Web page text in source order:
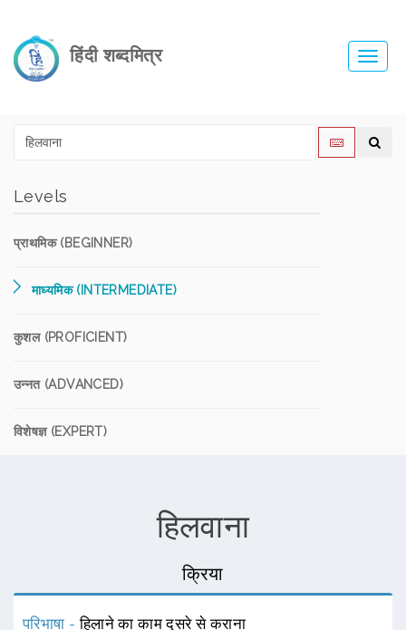
हिंदी शब्दमित्र
Levels
प्राथमिक (BEGINNER)
माध्यमिक (INTERMEDIATE)
कुशल (PROFICIENT)
उन्नत (ADVANCED)
विशेषज्ञ (EXPERT)
हिलवाना
क्रिया
परिभाषा -हिलाने का काम दूसरे से कराना